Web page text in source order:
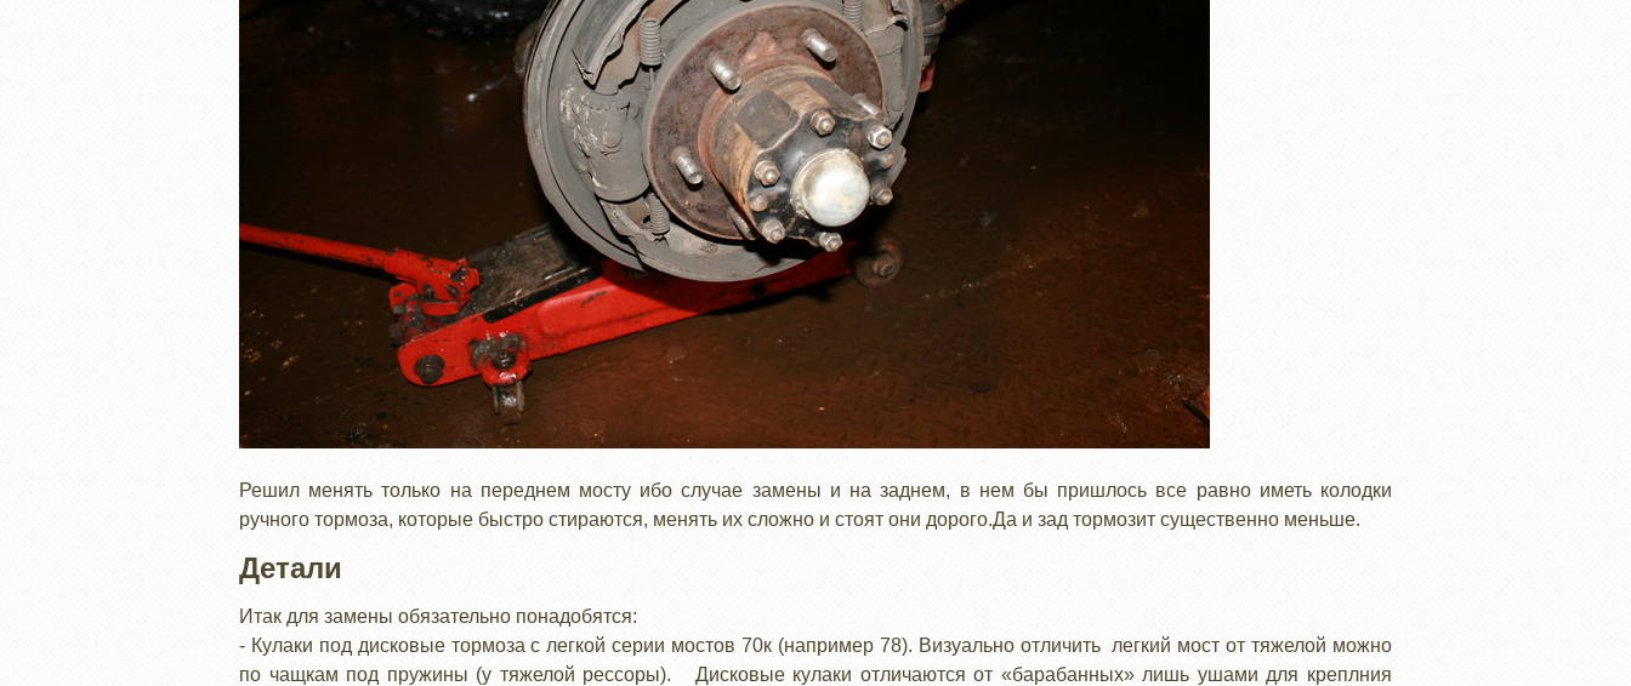
Решил менять только на переднем мосту ибо случае замены и на заднем, в нем бы пришлось все равно иметь колодки
ручного тормоза, которые быстро стираются, менять их сложно и стоят они дорого.Да и зад тормозит существенно меньше.
Детали
Итак для замены обязательно понадобятся:
- Кулаки под дисковые тормоза с легкой серии мостов 70к (например 78). Визуально отличить легкий мост от тяжелой можно
по чащкам под пружины (у тяжелой рессоры). Дисковые кулаки отличаются от «барабанных» лишь ушами для креплния